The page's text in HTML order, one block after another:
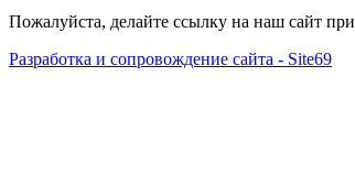
Пожалуйста, делайте ссылку на наш сайт
Разработка и сопровождение сайта - Site69